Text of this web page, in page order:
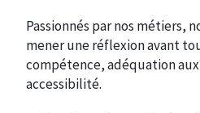
Passionnés par nos métiers,
mener une réflexion avant
compétence, adéquation
accessibilité.